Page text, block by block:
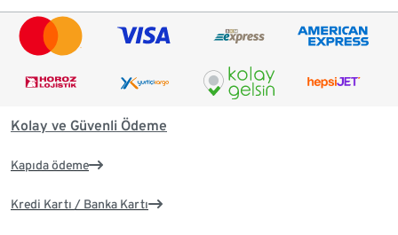
Kolay ve Güvenli Ödeme
Kapıda ödeme
Kredi Kartı / Banka Kartı